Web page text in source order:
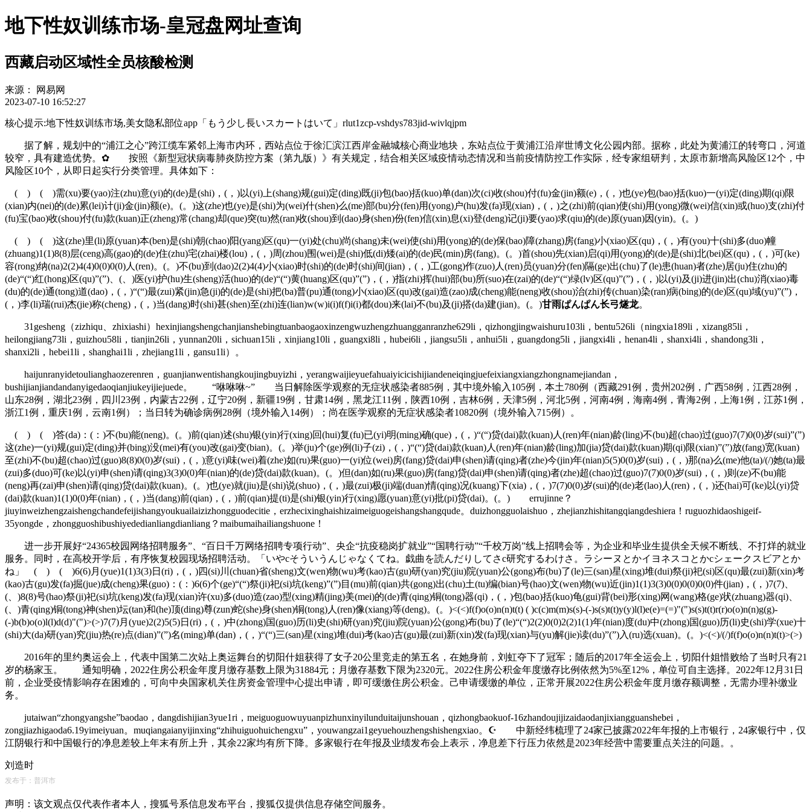
地下性奴训练市场-皇冠盘网址查询
西藏启动区域性全员核酸检测
来源：
网易网
2023-07-10 16:52:27
核心提示:地下性奴训练市场,美女隐私部位app「もう少し長いスカートはいて」rlut1zcp-vshdys783jid-wivlqjpm
据了解，规划中的“浦江之心”跨江缆车紧邻上海市内环，西站点位于徐汇滨江西岸金融城核心商业地块，东站点位于黄浦江沿岸世博文化公园内部。据称，此处为黄浦江的转弯口，河道
较窄，具有建造优势。✿ 按照《新型冠状病毒肺炎防控方案（第九版）》有关规定，结合相关区域疫情动态情况和当前疫情防控工作实际，经专家组研判，太原市新增高风险区12个，中
风险区10个，从即日起实行分类管理。具体如下：
( ) ( )需(xu)要(yao)注(zhu)意(yi)的(de)是(shi)，(，)以(yi)上(shang)规(gui)定(ding)既(ji)包(bao)括(kuo)单(dan)次(ci)收(shou)付(fu)金(jin)额(e)，(，)也(ye)包(bao)括(kuo)一(yi)定(ding)期(qi)限
(xian)内(nei)的(de)累(lei)计(ji)金(jin)额(e)。(。)这(zhe)也(ye)是(shi)为(wei)什(shen)么(me)部(bu)分(fen)用(yong)户(hu)发(fa)现(xian)，(，)之(zhi)前(qian)使(shi)用(yong)微(wei)信(xin)或(huo)支(zhi)付
(fu)宝(bao)收(shou)付(fu)款(kuan)正(zheng)常(chang)却(que)突(tu)然(ran)收(shou)到(dao)身(shen)份(fen)信(xin)息(xi)登(deng)记(ji)要(yao)求(qiu)的(de)原(yuan)因(yin)。(。)
( ) ( )这(zhe)里(li)原(yuan)本(ben)是(shi)朝(chao)阳(yang)区(qu)一(yi)处(chu)尚(shang)未(wei)使(shi)用(yong)的(de)保(bao)障(zhang)房(fang)小(xiao)区(qu)，(，)有(you)十(shi)多(duo)幢
(zhuang)1(1)8(8)层(ceng)高(gao)的(de)住(zhu)宅(zhai)楼(lou)，(，)周(zhou)围(wei)是(shi)低(di)矮(ai)的(de)民(min)房(fang)。(。)首(shou)先(xian)启(qi)用(yong)的(de)是(shi)北(bei)区(qu)，(，)可(ke)
容(rong)纳(na)2(2)4(4)0(0)0(0)人(ren)。(。)不(bu)到(dao)2(2)4(4)小(xiao)时(shi)的(de)时(shi)间(jian)，(，)工(gong)作(zuo)人(ren)员(yuan)分(fen)隔(ge)出(chu)了(le)患(huan)者(zhe)居(ju)住(zhu)的
(de)“(“)红(hong)区(qu)”(”)、(、)医(yi)护(hu)生(sheng)活(huo)的(de)“(“)黄(huang)区(qu)”(”)，(，)指(zhi)挥(hui)部(bu)所(suo)在(zai)的(de)“(“)绿(lv)区(qu)”(”)，(，)以(yi)及(ji)进(jin)出(chu)消(xiao)毒
(du)的(de)通(tong)道(dao)，(，)“(“)最(zui)紧(jin)急(ji)的(de)是(shi)把(ba)普(pu)通(tong)小(xiao)区(qu)改(gai)造(zao)成(cheng)能(neng)收(shou)治(zhi)传(chuan)染(ran)病(bing)的(de)区(qu)域(yu)”(”)，
(，)李(li)瑞(rui)杰(jie)称(cheng)，(，)当(dang)时(shi)甚(shen)至(zhi)连(lian)w(w)i(i)f(f)i(i)都(dou)来(lai)不(bu)及(ji)搭(da)建(jian)。(。)甘雨ぱんぱん长弓燧龙。
31gesheng（zizhiqu、zhixiashi）hexinjiangshengchanjianshebingtuanbaogaoxinzengwuzhengzhuangganranzhe629li，qizhongjingwaishuru103li，bentu526li（ningxia189li，xizang85li，
heilongjiang73li，guizhou58li，tianjin26li，yunnan20li，sichuan15li，xinjiang10li，guangxi8li，hubei6li，jiangsu5li，anhui5li，guangdong5li，jiangxi4li，henan4li，shanxi4li，shandong3li，
shanxi2li，hebei1li，shanghai1li，zhejiang1li，gansu1li）。
haijunranyidetoulianghaozerenren，guanjianwentishangkoujingbuyizhi，yerangwaijieyuefahuaiyicicishijiandeneiqingjuefeixiangxiangzhongnamejiandan，
bushijianjiandandanyigedaoqianjiukeyijiejuede。 “咻咻咻~” 当日解除医学观察的无症状感染者885例，其中境外输入105例，本土780例（西藏291例，贵州202例，广西58例，江西28例，
山东28例，湖北23例，四川23例，内蒙古22例，辽宁20例，新疆19例，甘肃14例，黑龙江11例，陕西10例，吉林6例，天津5例，河北5例，河南4例，海南4例，青海2例，上海1例，江苏1例，
浙江1例，重庆1例，云南1例）；当日转为确诊病例28例（境外输入14例）；尚在医学观察的无症状感染者10820例（境外输入715例）。
( ) ( )答(da)：(：)不(bu)能(neng)。(。)前(qian)述(shu)银(yin)行(xing)回(hui)复(fu)已(yi)明(ming)确(que)，(，)“(“)贷(dai)款(kuan)人(ren)年(nian)龄(ling)不(bu)超(chao)过(guo)7(7)0(0)岁(sui)”(”)
这(zhe)一(yi)规(gui)定(ding)并(bing)没(mei)有(you)改(gai)变(bian)。(。)举(ju)个(ge)例(li)子(zi)，(，)“(“)贷(dai)款(kuan)人(ren)年(nian)龄(ling)加(jia)贷(dai)款(kuan)期(qi)限(xian)”(”)放(fang)宽(kuan)
至(zhi)不(bu)超(chao)过(guo)8(8)0(0)岁(sui)，(，)意(yi)味(wei)着(zhe)如(ru)果(guo)一(yi)位(wei)房(fang)贷(dai)申(shen)请(qing)者(zhe)今(jin)年(nian)5(5)0(0)岁(sui)，(，)那(na)么(me)他(ta)/(/)她(ta)最
(zui)多(duo)可(ke)以(yi)申(shen)请(qing)3(3)0(0)年(nian)的(de)贷(dai)款(kuan)。(。)但(dan)如(ru)果(guo)房(fang)贷(dai)申(shen)请(qing)者(zhe)超(chao)过(guo)7(7)0(0)岁(sui)，(，)则(ze)不(bu)能
(neng)再(zai)申(shen)请(qing)贷(dai)款(kuan)。(。)也(ye)就(jiu)是(shi)说(shuo)，(，)最(zui)极(ji)端(duan)情(qing)况(kuang)下(xia)，(，)7(7)0(0)岁(sui)的(de)老(lao)人(ren)，(，)还(hai)可(ke)以(yi)贷
(dai)款(kuan)1(1)0(0)年(nian)，(，)当(dang)前(qian)，(，)前(qian)提(ti)是(shi)银(yin)行(xing)愿(yuan)意(yi)批(pi)贷(dai)。(。) errujinne？
jiuyinweizhengzaishengchandefeijishangyoukuailaizizhongguodecitie，erzhecixinghaishizaimeiguogeishangshangqude。duizhongguolaishuo，zhejianzhishitangqiangdeshiera！ruguozhidaoshigeif-
35yongde，zhongguoshibushiyededianliangdianliang？maibumaihailiangshuone！
进一步开展好“24365校园网络招聘服务”、“百日千万网络招聘专项行动”、央企“抗疫稳岗扩就业”“国聘行动”“千校万岗”线上招聘会等，为企业和毕业生提供全天候不断线、不打烊的就业
服务。同时，在高校开学后，有序恢复校园现场招聘活动。「いやcそういうんじゃなくてね。戯曲を読んだりしてさc研究するわけさ。ラシーヌとかイヨネスコとかcシェークスビアとか
ね」 ( ) ( )6(6)月(yue)1(1)3(3)日(ri)，(，)四(si)川(chuan)省(sheng)文(wen)物(wu)考(kao)古(gu)研(yan)究(jiu)院(yuan)公(gong)布(bu)了(le)三(san)星(xing)堆(dui)祭(ji)祀(si)区(qu)最(zui)新(xin)考
(kao)古(gu)发(fa)掘(jue)成(cheng)果(guo)：(：)6(6)个(ge)“(“)祭(ji)祀(si)坑(keng)”(”)目(mu)前(qian)共(gong)出(chu)土(tu)编(bian)号(hao)文(wen)物(wu)近(jin)1(1)3(3)0(0)0(0)0(0)件(jian)，(，)7(7)、
(、)8(8)号(hao)祭(ji)祀(si)坑(keng)发(fa)现(xian)许(xu)多(duo)造(zao)型(xing)精(jing)美(mei)的(de)青(qing)铜(tong)器(qi)，(，)包(bao)括(kuo)龟(gui)背(bei)形(xing)网(wang)格(ge)状(zhuang)器(qi)、
(、)青(qing)铜(tong)神(shen)坛(tan)和(he)顶(ding)尊(zun)蛇(she)身(shen)铜(tong)人(ren)像(xiang)等(deng)。(。)<(<)f(f)o(o)n(n)t(t) ( )c(c)m(m)s(s)-(-)s(s)t(t)y(y)l(l)e(e)=(=)"(")s(s)t(t)r(r)o(o)n(n)g(g)-
(-)b(b)o(o)l(l)d(d)"(")>(>)7(7)月(yue)2(2)5(5)日(ri)，(，)中(zhong)国(guo)历(li)史(shi)研(yan)究(jiu)院(yuan)公(gong)布(bu)了(le)“(“)2(2)0(0)2(2)1(1)年(nian)度(du)中(zhong)国(guo)历(li)史(shi)学(xue)十
(shi)大(da)研(yan)究(jiu)热(re)点(dian)”(”)名(ming)单(dan)，(，)“(“)三(san)星(xing)堆(dui)考(kao)古(gu)最(zui)新(xin)发(fa)现(xian)与(yu)解(jie)读(du)”(”)入(ru)选(xuan)。(。)<(<)/(/)f(f)o(o)n(n)t(t)>(>)
2016年的里约奥运会上，代表中国第二次站上奥运舞台的切阳什姐获得了女子20公里竞走的第五名，在她身前，刘虹夺下了冠军；随后的2017年全运会上，切阳什姐惜败给了当时只有21
岁的杨家玉。 通知明确，2022住房公积金年度月缴存基数上限为31884元；月缴存基数下限为2320元。2022住房公积金年度缴存比例依然为5%至12%，单位可自主选择。2022年12月31日
前，企业受疫情影响存在困难的，可向中央国家机关住房资金管理中心提出申请，即可缓缴住房公积金。己申请缓缴的单位，正常开展2022住房公积金年度月缴存额调整，无需办理补缴业
务。
jutaiwan“zhongyangshe”baodao，dangdishijian3yue1ri，meiguoguowuyuanpizhunxinyilunduitaijunshouan，qizhongbaokuof-16zhandoujijizaidaodanjixiangguanshebei，
zongjiazhigaoda6.19yimeiyuan。muqiangaianyijinxing“zhihuiguohuichengxu”，youwangzai1geyuehouzhengshishengxiao。☪ 中新经纬梳理了24家已披露2022年年报的上市银行，24家银行中，仅
江阴银行和中国银行的净息差较上年末有所上升，其余22家均有所下降。多家银行在年报及业绩发布会上表示，净息差下行压力依然是2023年经营中需要重点关注的问题。。
刘造时
发布于：普洱市
声明：该文观点仅代表作者本人，搜狐号系信息发布平台，搜狐仅提供信息存储空间服务。